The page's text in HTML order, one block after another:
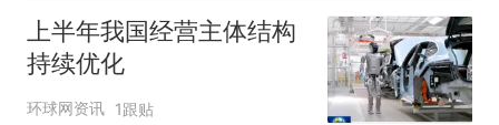
上半年我国经营主体结构
持续优化
环球网资讯 1跟贴